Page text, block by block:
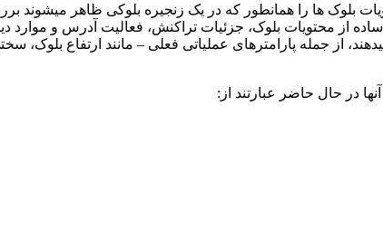
بلوک ها را همانطور که در یک زنجیره بلوکی ظاهر میشوند
از محتویات بلوک، جزئیات تراکنش، فعالیت آدرس و موارد
از جمله پارامترهای عملیاتی فعلی – مانند ارتفاع بلوک،